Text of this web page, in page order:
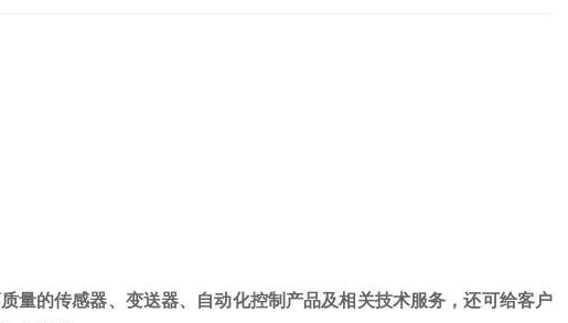
量的传感器、变送器、自动化控制产品及相关技术服务，还可给客户